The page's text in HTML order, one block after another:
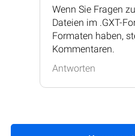
Wenn Sie Fragen
Dateien im .GXT-
Formaten haben,
Kommentaren.
Antworten